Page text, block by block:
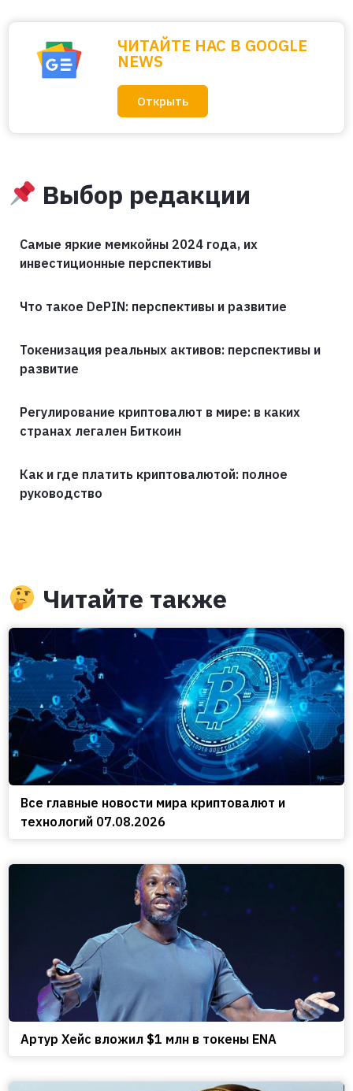
ЧИТАЙТЕ НАС В GOOGLE
NEWS
Открыть
Выбор редакции
Самые яркие мемкойны 2024 года, их
инвестиционные перспективы
Что такое DePIN: перспективы и развитие
Токенизация реальных активов: перспективы и
развитие
Регулирование криптовалют в мире: в каких
странах легален Биткоин
Как и где платить криптовалютой: полное
руководство
Читайте также
Все главные новости мира криптовалют и
технологий 07.08.2026
Артур Хейс вложил $1 млн в токены ENA